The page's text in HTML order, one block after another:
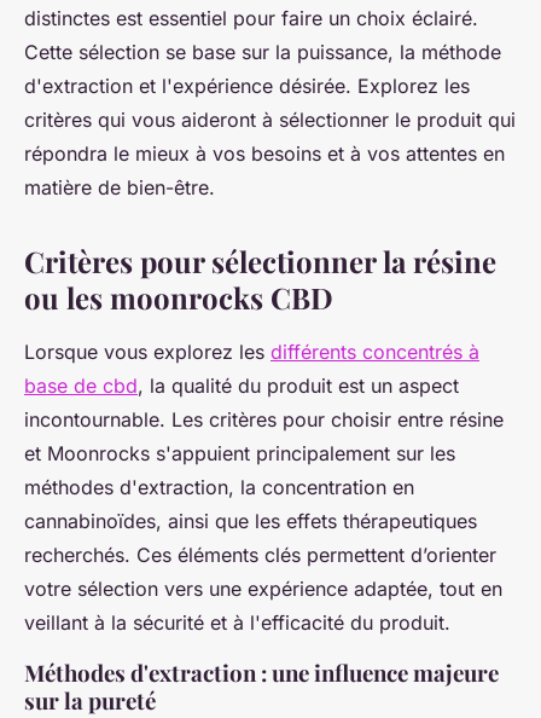
distinctes est essentiel pour faire un choix éclairé.
Cette sélection se base sur la puissance, la méthode
d'extraction et l'expérience désirée. Explorez les
critères qui vous aideront à sélectionner le produit qui
répondra le mieux à vos besoins et à vos attentes en
matière de bien-être.
Critères pour sélectionner la résine
ou les moonrocks CBD
Lorsque vous explorez les différents concentrés à
base de cbd, la qualité du produit est un aspect
incontournable. Les critères pour choisir entre résine
et Moonrocks s'appuient principalement sur les
méthodes d'extraction, la concentration en
cannabinoïdes, ainsi que les effets thérapeutiques
recherchés. Ces éléments clés permettent d’orienter
votre sélection vers une expérience adaptée, tout en
veillant à la sécurité et à l'efficacité du produit.
Méthodes d'extraction : une influence majeure
sur la pureté